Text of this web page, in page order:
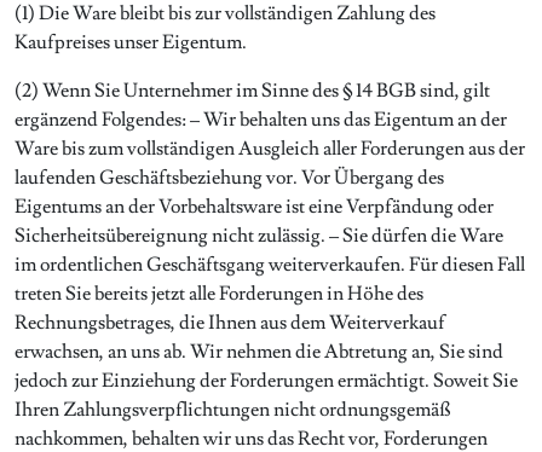
(1) Die Ware bleibt bis zur vollständigen Zahlung des
Kaufpreises unser Eigentum.
(2) Wenn Sie Unternehmer im Sinne des § 14 BGB sind, gilt
ergänzend Folgendes: – Wir behalten uns das Eigentum an der
Ware bis zum vollständigen Ausgleich aller Forderungen aus der
laufenden Geschäftsbeziehung vor. Vor Übergang des
Eigentums an der Vorbehaltsware ist eine Verpfändung oder
Sicherheitsübereignung nicht zulässig. – Sie dürfen die Ware
im ordentlichen Geschäftsgang weiterverkaufen. Für diesen Fall
treten Sie bereits jetzt alle Forderungen in Höhe des
Rechnungsbetrages, die Ihnen aus dem Weiterverkauf
erwachsen, an uns ab. Wir nehmen die Abtretung an, Sie sind
jedoch zur Einziehung der Forderungen ermächtigt. Soweit Sie
Ihren Zahlungsverpflichtungen nicht ordnungsgemäß
nachkommen, behalten wir uns das Recht vor, Forderungen